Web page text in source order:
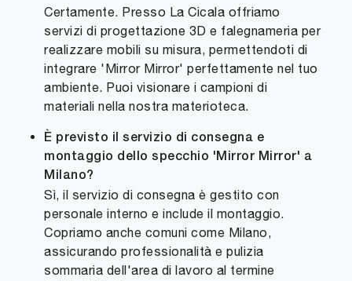
Certamente. Presso La Cicala offriamo
servizi di progettazione 3D e falegnameria per
realizzare mobili su misura, permettendoti di
integrare 'Mirror Mirror' perfettamente nel tuo
ambiente. Puoi visionare i campioni di
materiali nella nostra materioteca.
È previsto il servizio di consegna e
montaggio dello specchio 'Mirror Mirror' a
Milano?
Sì, il servizio di consegna è gestito con
personale interno e include il montaggio.
Copriamo anche comuni come Milano,
assicurando professionalità e pulizia
sommaria dell'area di lavoro al termine